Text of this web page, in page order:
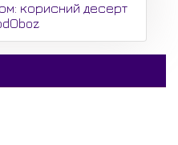
корисний десерт